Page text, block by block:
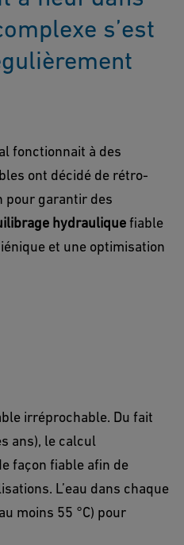
s’est
fonctionnait à des
ont décidé de rétro-
pour garantir des
hydrauliquefiable
et une optimisation
irréprochable. Du fait
ans), le calcul
façon fiable afin de
L’eau dans chaque
moins 55 °C) pour